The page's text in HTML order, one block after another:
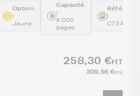
Option
:
Jaune
Capacité
:
6 000
pages
:
258,30 €HT
309,96 €TTC